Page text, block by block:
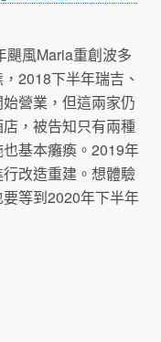
颶風Maria重創波多
2018下半年瑞吉、
營業，但這兩家仍
，被告知只有兩種
基本癱瘓。2019年
改造重建。想體驗
等到2020年下半年